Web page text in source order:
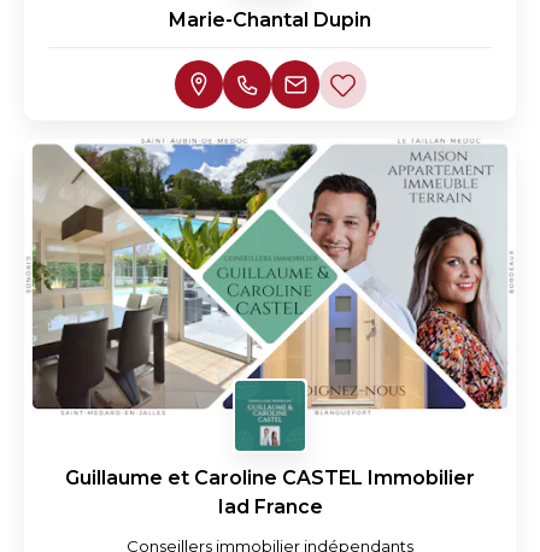
Marie-Chantal Dupin
Guillaume et Caroline CASTEL Immobilier
Iad France
Conseillers immobilier indépendants